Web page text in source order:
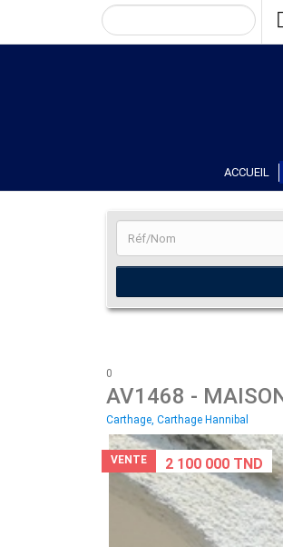
ACCUEIL
0
AV1468 -
Carthage, Carthage Hannibal
VENTE 2 100 000 TND